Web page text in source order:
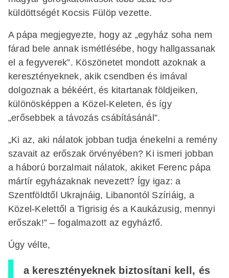
küldöttségét Kocsis Fülöp vezette.
A pápa megjegyezte, hogy az „egyház soha nem
fárad bele annak ismétlésébe, hogy hallgassanak
el a fegyverek”. Köszönetet mondott azoknak a
keresztényeknek, akik csendben és imával
dolgoznak a békéért, és kitartanak földjeiken,
különösképpen a Közel-Keleten, és így
„erősebbek a távozás csábításánál”.
„Ki az, aki nálatok jobban tudja énekelni a remény
szavait az erőszak örvényében? Ki ismeri jobban
a háború borzalmait nálatok, akiket Ferenc pápa
mártír egyházaknak nevezett? Így igaz: a
Szentföldtől Ukrajnáig, Libanontól Szíriáig, a
Közel-Kelettől a Tigrisig és a Kaukázusig, mennyi
erőszak!” – fogalmazott az egyházfő.
Úgy vélte,
a keresztényeknek biztosítani kell, és